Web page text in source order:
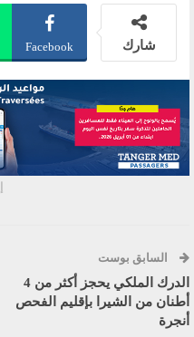
شارك Facebook
السابق بوست
الدرك الملكي يحجز أكثر من 4
أطنان من الشيرا بإقليم الفحص
أنجرة